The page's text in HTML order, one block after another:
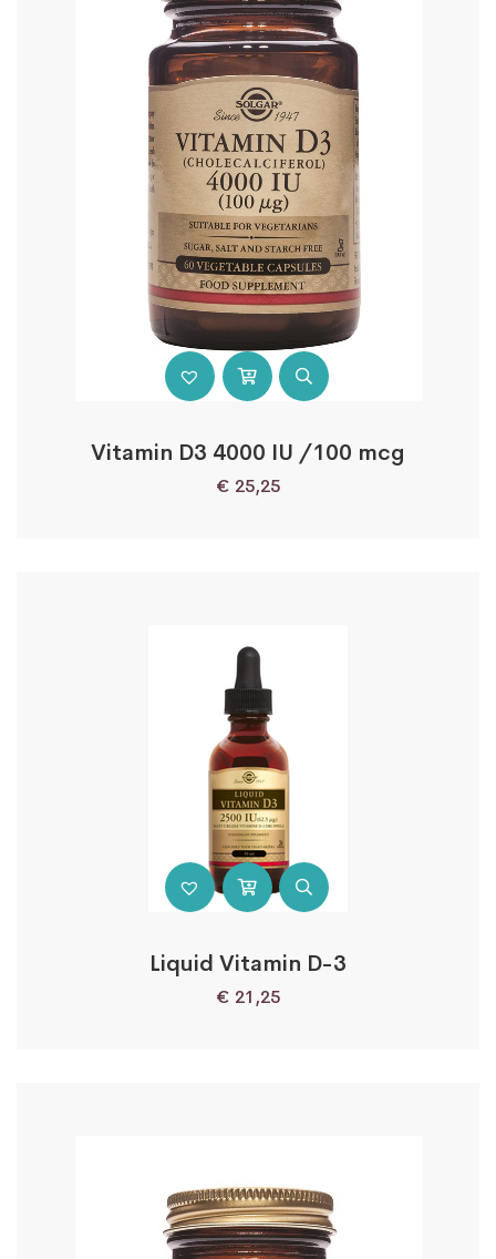
Vitamin D3 4000 IU /100 mcg
€ 25,25
Liquid Vitamin D-3
€ 21,25